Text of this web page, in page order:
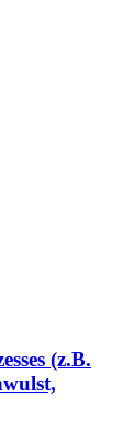
(z.B.